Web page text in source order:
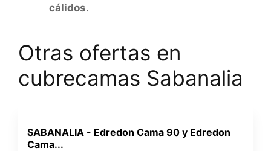
cálidos.
Otras ofertas en
cubrecamas Sabanalia
SABANALIA - Edredon Cama 90 y Edredon
Cama...